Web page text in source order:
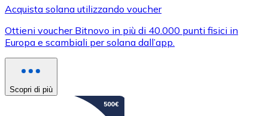
Acquista solana utilizzando voucher
Ottieni voucher Bitnovo in più di 40.000 punti fisici in
Europa e scambiali per solana dall’app.
Scopri di più